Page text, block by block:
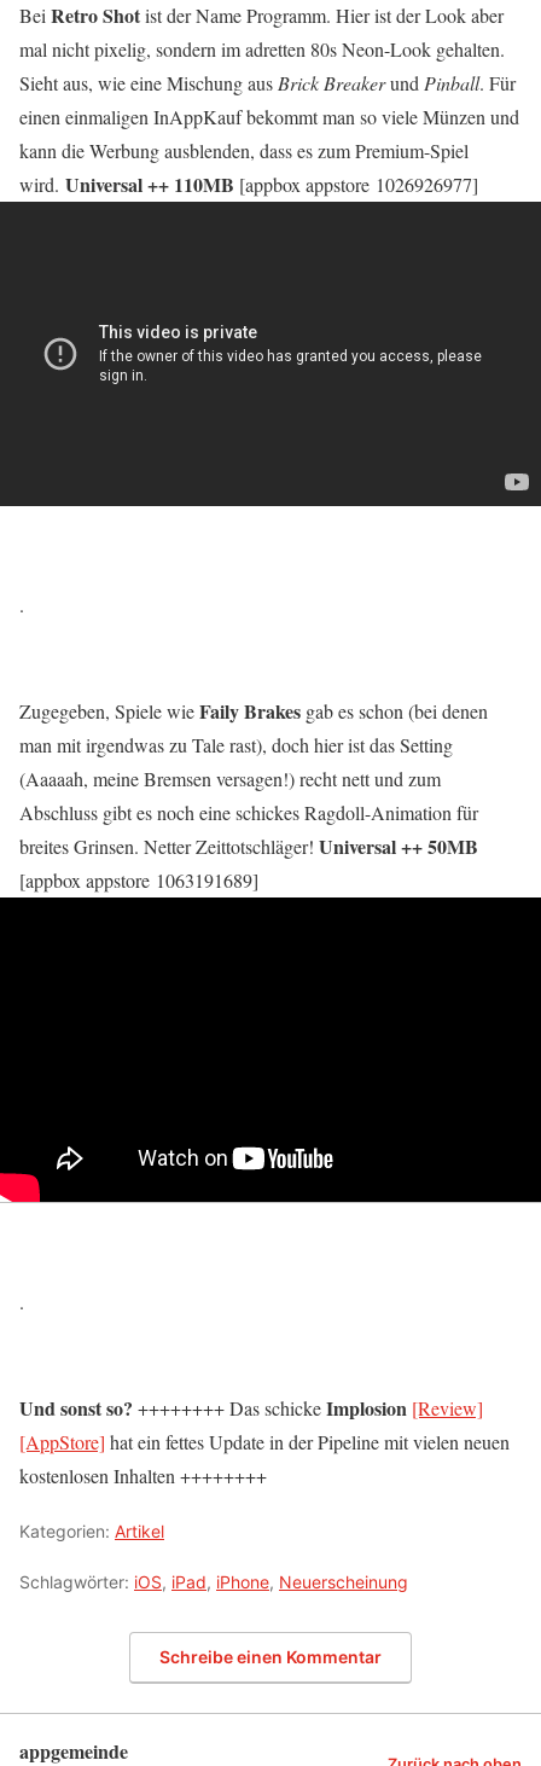
BeiRetro Shotist der Name Programm. Hier ist der Look aber
mal nicht pixelig, sondern im adretten 80s Neon-Look gehalten.
Sieht aus, wie eine Mischung ausBrick BreakerundPinball. Für
einen einmaligen InAppKauf bekommt man so viele Münzen und
kann die Werbung ausblenden, dass es zum Premium-Spiel
wird. Universal ++ 110MB [appbox appstore 1026926977]
.
Zugegeben, Spiele wieFaily Brakes gab es schon (bei denen
man mit irgendwas zu Tale rast), doch hier ist das Setting
(Aaaaah, meine Bremsen versagen!) recht nett und zum
Abschluss gibt es noch eine schickes Ragdoll-Animation für
breites Grinsen. Netter Zeittotschläger! Universal ++ 50MB
[appbox appstore 1063191689]
.
Und sonst so? ++++++++ Das schickeImplosion [Review]
[AppStore] hat ein fettes Update in der Pipeline mit vielen neuen
kostenlosen Inhalten ++++++++
Kategorien: Artikel
Schlagwörter: iOS, iPad, iPhone, Neuerscheinung
Schreibe einen Kommentar
appgemeinde